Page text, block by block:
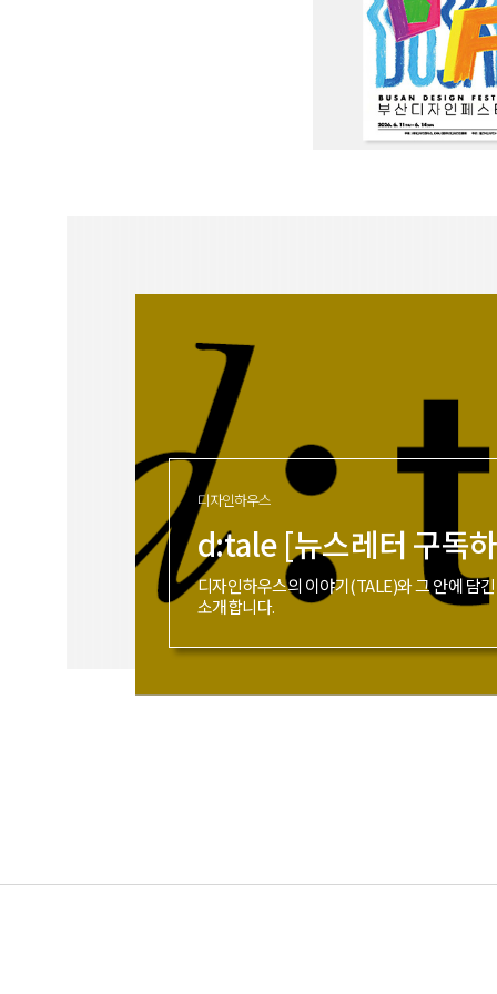
디자인하우스
d:tale [뉴스레터 구독
디자인하우스의 이야기(TALE)와 그 안에 담
소개합니다.